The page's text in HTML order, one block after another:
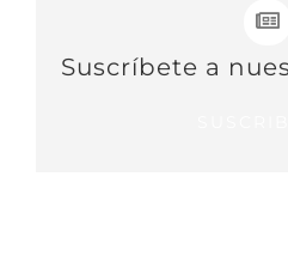
Suscríbete a